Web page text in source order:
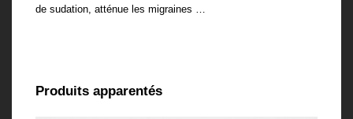
de sudation, atténue les migraines …
Produits apparentés